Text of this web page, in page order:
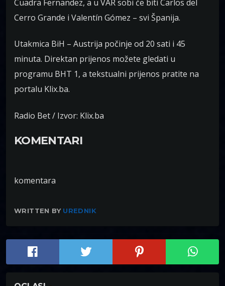
Cuadra Fernandez, a u VAR sobi će biti Carlos del
Cerro Grande i Valentín Gómez – svi Španija.
Utakmica BiH – Austrija počinje od 20 sati i 45
minuta. Direktan prijenos možete gledati u
programu BHT 1, a tekstualni prijenos pratite na
portalu Klix.ba.
Radio Bet / Izvor: Klix.ba
KOMENTARI
komentara
WRITTEN BY UREDNIK